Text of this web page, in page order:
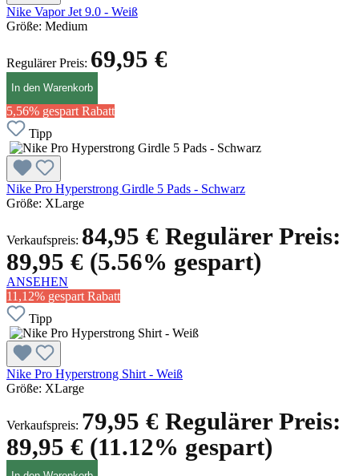
Nike Vapor Jet 9.0 - Weiß
Größe: Medium
Regulärer Preis: 69,95 €
In den Warenkorb
5,56% gespart Rabatt
Tipp
Nike Pro Hyperstrong Girdle 5 Pads - Schwarz
Größe: XLarge
Verkaufspreis: 84,95 € Regulärer Preis:
89,95 € (5.56% gespart)
ANSEHEN
11,12% gespart Rabatt
Tipp
Nike Pro Hyperstrong Shirt - Weiß
Größe: XLarge
Verkaufspreis: 79,95 € Regulärer Preis:
89,95 € (11.12% gespart)